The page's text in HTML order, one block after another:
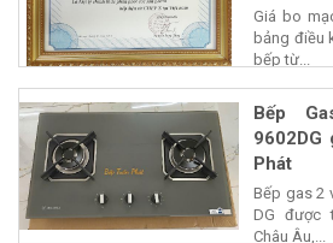
Giá bo
bảng điều
bếp từ...
Bếp
9602DG
Phát
Bếp gas 2
DG được
Châu Âu,...